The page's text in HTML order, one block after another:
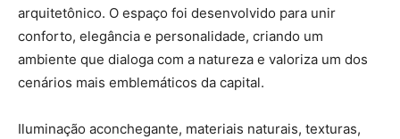
arquitetônico. O espaço foi desenvolvido para unir
conforto, elegância e personalidade, criando um
ambiente que dialoga com a natureza e valoriza um dos
cenários mais emblemáticos da capital.
Iluminação aconchegante, materiais naturais, texturas,